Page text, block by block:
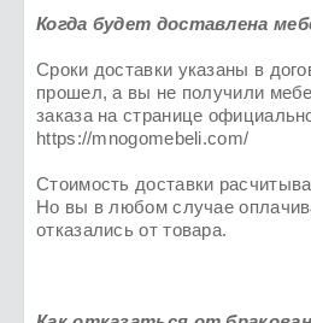
Когда будет доставлена
Сроки доставки указаны в
прошел, а вы не получили
заказа на странице
https://mnogomebeli.com/
Стоимость доставки
Но вы в любом случае
отказались от товара.